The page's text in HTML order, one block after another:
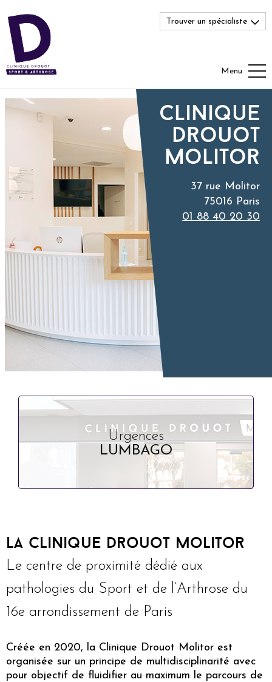
Trouver un spécialiste
Menu
Clinique
Drouot
Molitor
37 rue Molitor
75016 Paris
01 88 40 20 30
Urgences
LUMBAGO
La Clinique Drouot Molitor
Le centre de proximité dédié aux
pathologies du Sport et de l’Arthrose du
16e arrondissement de Paris
Créée en 2020, la Clinique Drouot Molitor est
organisée sur un principe de multidisciplinarité avec
pour objectif de fluidifier au maximum le parcours de